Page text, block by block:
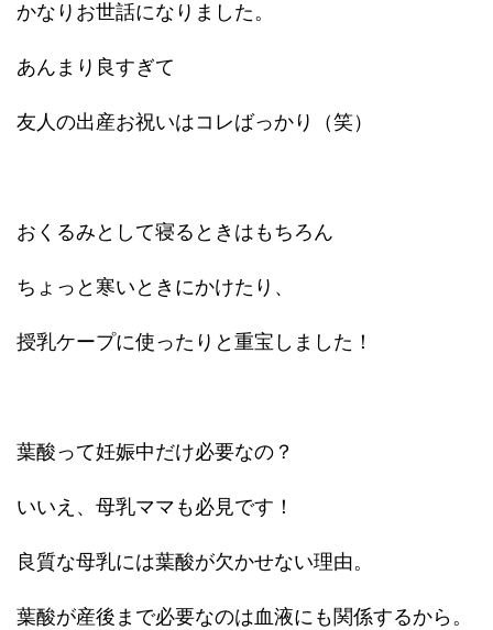
かなりお世話になりました。
あんまり良すぎて
友人の出産お祝いはコレばっかり（笑）
おくるみとして寝るときはもちろん
ちょっと寒いときにかけたり、
授乳ケープに使ったりと重宝しました！
葉酸って妊娠中だけ必要なの？
いいえ、母乳ママも必見です！
良質な母乳には葉酸が欠かせない理由。
葉酸が産後まで必要なのは血液にも関係するから。